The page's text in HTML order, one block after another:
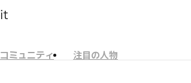
コミュニティ
注目の人物